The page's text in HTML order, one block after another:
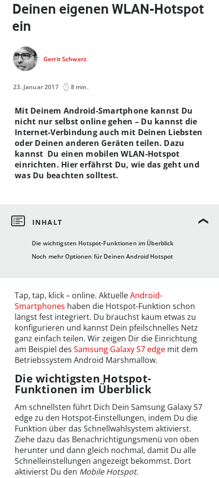
Deinen eigenen WLAN-Hotspot
ein
Gerrit Schwerz
23. Januar 2017 8 min.
Die wichtigsten Hotspot-Funktionen im Überblick
Noch mehr Optionen für Deinen Android Hotspot
Mit Deinem Android-Smartphone kannst Du
nicht nur selbst online gehen – Du kannst die
Internet-Verbindung auch mit Deinen Liebsten
oder Deinen anderen Geräten teilen. Dazu
kannst Du einen mobilen WLAN-Hotspot
einrichten. Hier erfährst Du, wie das geht und
was Du beachten solltest.
Tap, tap, klick – online. AktuelleAndroid-
Smartphones haben die Hotspot-Funktion schon
längst fest integriert. Du brauchst kaum etwas zu
konfigurieren und kannst Dein pfeilschnelles Netz
ganz einfach teilen. Wir zeigen Dir die Einrichtung
am Beispiel des Samsung Galaxy S7 edge mit dem
Betriebssystem Android Marshmallow.
Die wichtigsten Hotspot-
Funktionen im Überblick
Am schnellsten führt Dich Dein Samsung Galaxy S7
edge zu den Hotspot-Einstellungen, indem Du die
Funktion über das Schnellwahlsystem aktivierst.
Ziehe dazu das Benachrichtigungsmenü von oben
herunter und dann gleich nochmal, damit Du alle
Schnelleinstellungen angezeigt bekommst. Dort
aktivierst Du den Mobile Hotspot.